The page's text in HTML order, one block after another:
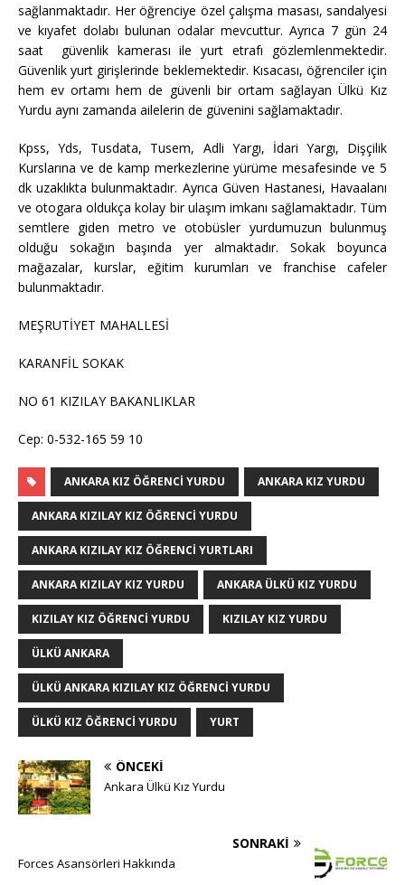
sağlanmaktadır. Her öğrenciye özel çalışma masası, sandalyesi
ve kıyafet dolabı bulunan odalar mevcuttur. Ayrıca 7 gün 24
saat güvenlik kamerası ile yurt etrafı gözlemlenmektedir.
Güvenlik yurt girişlerinde beklemektedir. Kısacası, öğrenciler için
hem ev ortamı hem de güvenli bir ortam sağlayan Ülkü Kız
Yurdu aynı zamanda ailelerin de güvenini sağlamaktadır.
Kpss, Yds, Tusdata, Tusem, Adli Yargı, İdari Yargı, Dişçilik
Kurslarına ve de kamp merkezlerine yürüme mesafesinde ve 5
dk uzaklıkta bulunmaktadır. Ayrıca Güven Hastanesi, Havaalanı
ve otogara oldukça kolay bir ulaşım imkanı sağlamaktadır. Tüm
semtlere giden metro ve otobüsler yurdumuzun bulunmuş
olduğu sokağın başında yer almaktadır. Sokak boyunca
mağazalar, kurslar, eğitim kurumları ve franchise cafeler
bulunmaktadır.
MEŞRUTİYET MAHALLESİ
KARANFİL SOKAK
NO 61 KIZILAY BAKANLIKLAR
Cep: 0-532-165 59 10
ANKARA KIZ ÖĞRENCI YURDU ANKARA KIZ YURDU
ANKARA KIZILAY KIZ ÖĞRENCI YURDU
ANKARA KIZILAY KIZ ÖĞRENCI YURTLARI
ANKARA KIZILAY KIZ YURDU ANKARA ÜLKÜ KIZ YURDU
KIZILAY KIZ ÖĞRENCI YURDU KIZILAY KIZ YURDU
ÜLKÜ ANKARA
ÜLKÜ ANKARA KIZILAY KIZ ÖĞRENCI YURDU
ÜLKÜ KIZ ÖĞRENCI YURDU YURT
ÖNCEKI
Ankara Ülkü Kız Yurdu
SONRAKI
Forces Asansörleri Hakkında